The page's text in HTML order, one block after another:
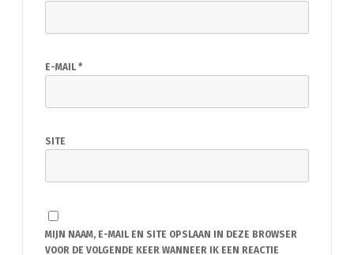
E-MAIL *
SITE
MIJN NAAM, E-MAIL EN SITE OPSLAAN IN DEZE BROWSER
VOOR DE VOLGENDE KEER WANNEER IK EEN REACTIE